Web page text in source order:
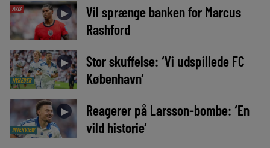
AVIS ►
Vil sprænge banken for Marcus
Rashford
NYHEDER
►
Stor skuffelse: ‘Vi udspillede FC
København’
INTERVIEW
►
Reagerer på Larsson-bombe: ‘En
vild historie’